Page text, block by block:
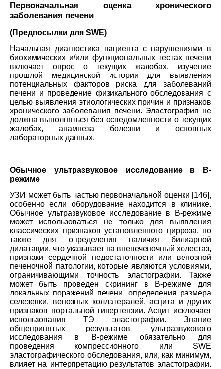
Первоначальная оценка хронического
заболевания печени
(Предпосылки для SWE)
Начальная диагностика пациента с нарушениями в
биохимических и/или функциональных тестах печени
включает опрос о текущих жалобах, изучение
прошлой медицинской истории для выявления
потенциальных факторов риска для заболеваний
печени и проведение физикального обследования с
целью выявления этиологических причин и признаков
хронического заболевания печени. Эластография не
должна выполняться без осведомленности о текущих
жалобах, анамнеза болезни и основных
лабораторных данных.
Обычное ультразвуковое исследование в В-
режиме
УЗИ может быть частью первоначальной оценки [146],
особенно если оборудование находится в клинике.
Обычное ультразвуковое исследование в В-режиме
может использоваться не только для выявления
классических признаков установленного цирроза, но
также для определения наличия билиарной
дилатации, что указывает на внепеченочный холестаз,
признаки сердечной недостаточности или венозной
печеночной патологии, которые являются условиями,
ограничивающими точность эластографии. Также
может быть проведен скрининг в B-режиме для
локальных поражений печени, определения размера
селезенки, венозных коллатералей, асцита и других
признаков портальной гипертензии. Асцит исключает
использования TЭ эластографии. Знание
общепринятых результатов ультразвукового
исследования в В-режиме обязательно для
проведения компрессионного или SWE
эластографического обследования, или, как минимум,
влияет на интерпретацию результатов эластографии.